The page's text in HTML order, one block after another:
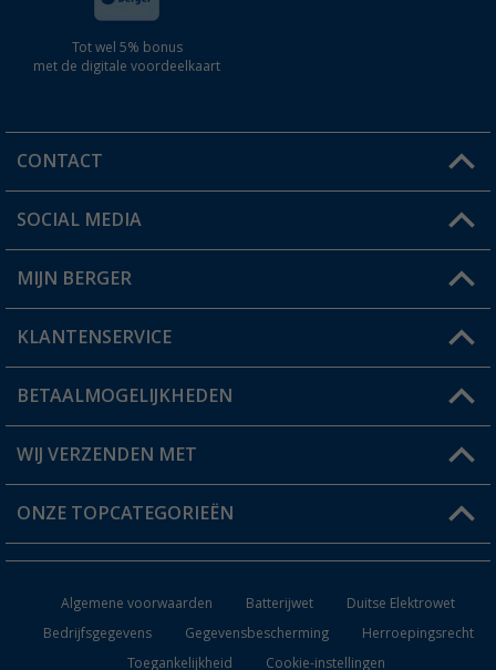
Tot wel 5% bonus
met de digitale voordeelkaart
CONTACT
Een vraag?
Winkel vinden
SOCIAL MEDIA
MIJN BERGER
Mijn account
Status bestelling
Verlanglijstje
KLANTENSERVICE
FAQ & Contact
Verzendinformatie
Catalogus
BETAALMOGELIJKHEDEN
WIJ VERZENDEN MET
ONZE TOPCATEGORIEËN
Keukenaccessoires
Algemene voorwaarden Batterijwet
Duitse Elektrowet
Bedrijfsgegevens
Gegevensbescherming
Herroepingsrecht
Toegankelijkheid
Cookie-instellingen